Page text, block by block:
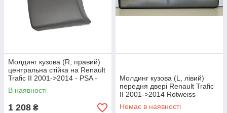
Молдинг кузова (R, правий)
центральна стійка на Renault
Trafic II 2001->2014 - PSA -
91165351
В наявності
1 208 ₴
Молдинг кузова (L, лівий)
передня двері Renault Trafic
II 2001->2014 Rotweiss
(Туреччина) RWS1158
Немає в наявності